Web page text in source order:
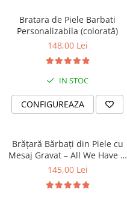
Bratara de Piele Barbati
Personalizabila (colorată)
148,00 Lei
IN STOC
CONFIGUREAZA
Brățară Bărbați din Piele cu
Mesaj Gravat – All We Have Is
Now
145,00 Lei